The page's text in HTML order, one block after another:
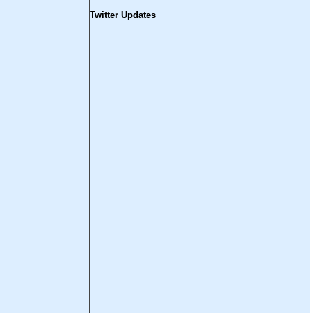
Twitter Updates